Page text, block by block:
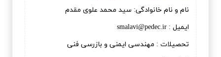
نام و نام خانوادگی: سيد محمد علوی مقدم
ایمیل : smalavi@pedec.ir
تحصیلات : مهندسی ایمنی و بازرسی فنی